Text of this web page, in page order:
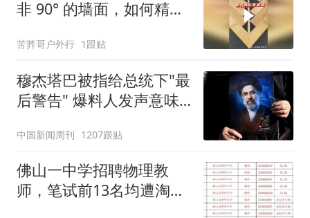
非 90° 的墙面，如何精准
苦荞哥户外行 1跟贴
穆杰塔巴被指给总统下"最
后警告" 爆料人发声意味
中国新闻周刊 1207跟贴
佛山一中学招聘物理教
师，笔试前13名均遭淘